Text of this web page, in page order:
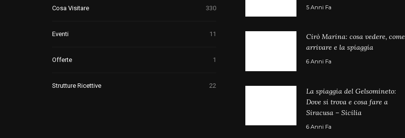
Cosa Visitare 330
Eventi 11
Offerte 1
Strutture Ricettive 22
5 Anni Fa
Cirò Marina: cosa vedere, come
arrivare e la spiaggia
6 Anni Fa
La spiaggia del Gelsomineto:
Dove si trova e cosa fare a
Siracusa – Sicilia
6 Anni Fa